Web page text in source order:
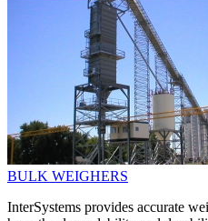
BULK WEIGHERS
InterSystems provides accurate